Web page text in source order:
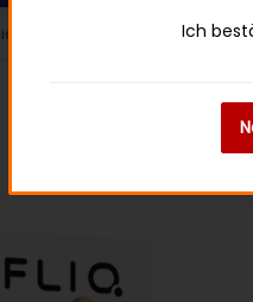
20mg ELFBAR Elfliq -
Ich